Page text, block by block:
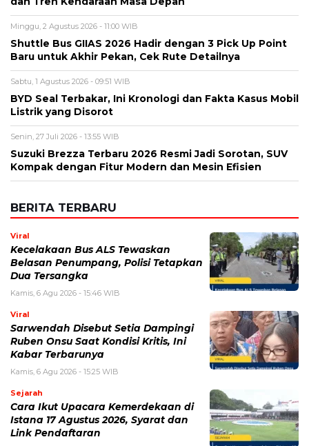
Komentar*
Nama*
Simpan nama, email, dan situs web saya pada peramban ini
untuk komentar saya berikutnya.
Rabu, 5 Agustus 2026 - 08:48 WIB
Pemutihan Pajak Kendaraan Jatim 2026 Resmi Dibuka,
Simak Jadwal dan Daftar Keringanannya